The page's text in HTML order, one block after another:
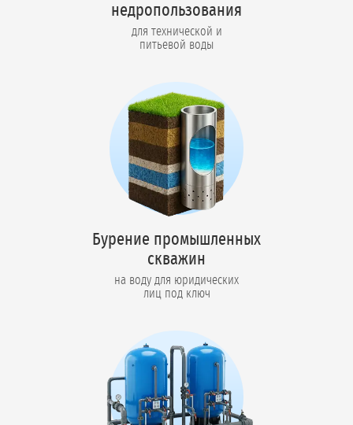
недропользования
для технической и
питьевой воды
Бурение промышленных
скважин
на воду для юридических
лиц под ключ